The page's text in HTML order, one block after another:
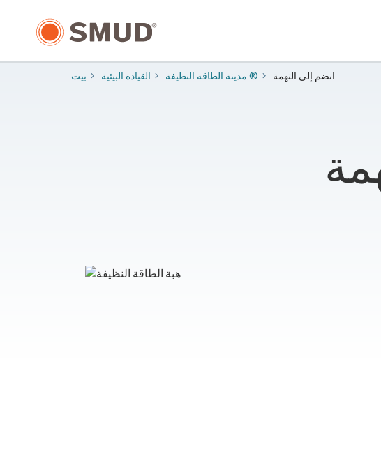
المحتوى
بيت ​القيادة البيئية مدينة الطاقة النظيفة ® انضم إلى التهمة